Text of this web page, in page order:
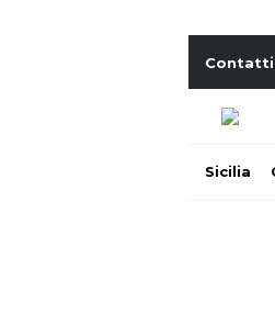
Contatti
Sicilia